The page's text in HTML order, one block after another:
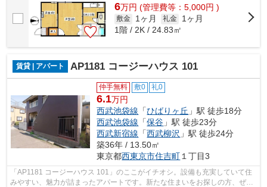
6万円 (管理費等：5,000円 )
敷金 1ヶ月 礼金
1ヶ月
1階 / 2K / 24.83㎡
賃貸 | アパート AP1181 コージーハウス 101
仲手無料 敷0 礼0
6.1万円
西武池袋線 「ひばりヶ丘 」駅 徒歩18分
西武池袋線 「保谷 」駅 徒歩23分
西武新宿線 「西武柳沢 」駅 徒歩24分
築36年 / 13.50㎡
東京都西東京市住吉町 １丁目3
「AP1181 コージーハウス 101」のここがイチオシ。設備も充実していて住
みやすい、魅力が詰まったアパートです。新たな住まいをお探しの方、ぜひ